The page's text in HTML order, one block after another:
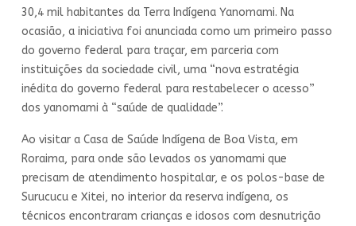
30,4 mil habitantes da Terra Indígena Yanomami. Na
ocasião, a iniciativa foi anunciada como um primeiro passo
do governo federal para traçar, em parceria com
instituições da sociedade civil, uma “nova estratégia
inédita do governo federal para restabelecer o acesso”
dos yanomami à “saúde de qualidade”.
Ao visitar a Casa de Saúde Indígena de Boa Vista, em
Roraima, para onde são levados os yanomami que
precisam de atendimento hospitalar, e os polos-base de
Surucucu e Xitei, no interior da reserva indígena, os
técnicos encontraram crianças e idosos com desnutrição